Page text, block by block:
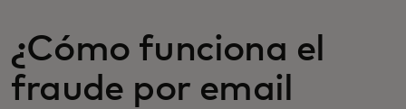
¿Cómo funciona el
fraude por email